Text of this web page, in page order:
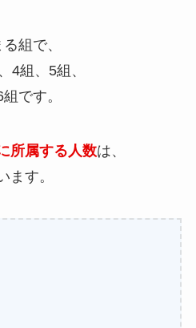
組で、
4組、5組、
です。
所属する人数は、
ます。